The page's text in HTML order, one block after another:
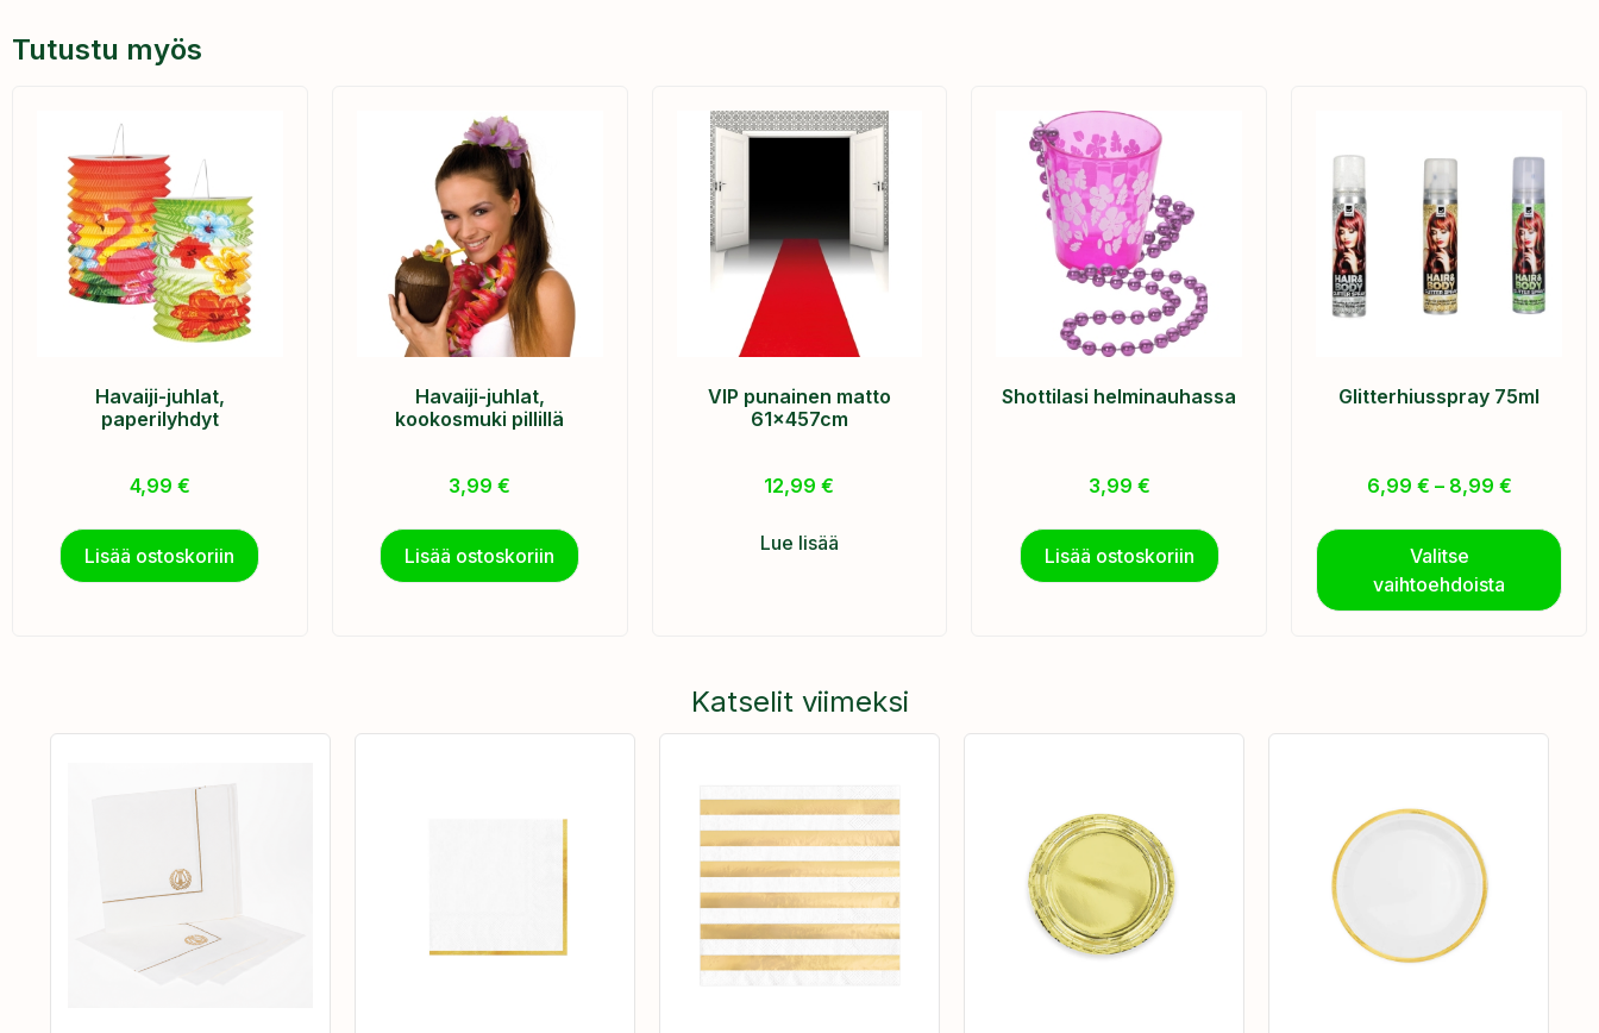
Tutustu myös
Havaiji-juhlat,
paperilyhdyt
4,99 €
Lisää ostoskoriin
Havaiji-juhlat,
kookosmuki pillillä
3,99€
Lisää ostoskoriin
VIP punainen matto
61x457cm
12,99€
Lue lisää
Shottilasi helminauhassa
3,99 €
Lisää ostoskoriin
Glitterhiusspray 75ml
6,99 € – 8,99 €
Valitse
vaihtoehdoista
Katselit viimeksi